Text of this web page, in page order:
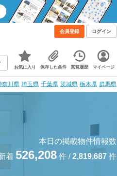
会員登録 ログイン
お気に入り 保存した条件 閲覧履歴 マイページ
奈川県 埼玉県 千葉県 茨城県 栃木県 群馬県
本日の掲載物件情報数
着 526,208 件 /2,819,687 件